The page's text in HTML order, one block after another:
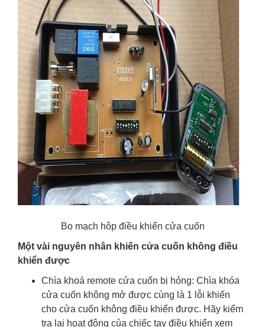
Bo mạch hôp điều khiển cửa cuốn
Một vài nguyên nhân khiến cửa cuốn không điều
khiển được
Chìa khoá remote cửa cuốn bị hỏng: Chìa khóa
cửa cuốn không mở được cùng là 1 lỗi khiến
cho cửa cuốn không điều khiển được. Hãy kiểm
tra lại hoạt động của chiếc tay điều khiển xem